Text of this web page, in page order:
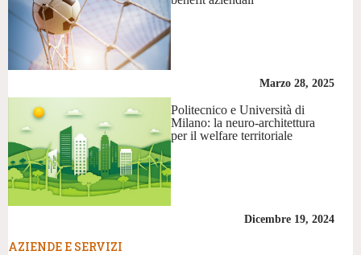
Marzo 28, 2025
Politecnico e Università di
Milano: la neuro-architettura
per il welfare territoriale
Dicembre 19, 2024
AZIENDE E SERVIZI